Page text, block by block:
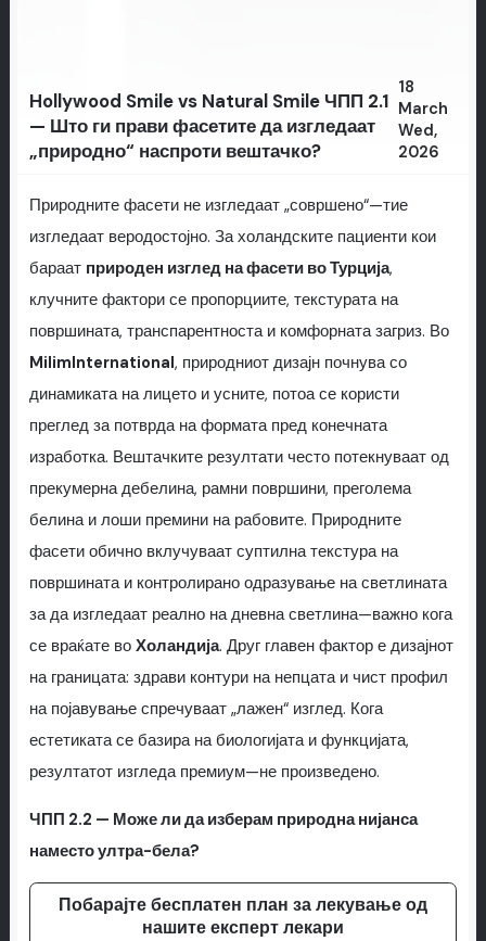
Hollywood Smile vs Natural Smile ЧПП 2.1
— Што ги прави фасетите да изгледаат
„природно“ наспроти вештачко?
18
March
Wed,
2026
Природните фасети не изгледаат „совршено“—тие
изгледаат веродостојно. За холандските пациенти кои
бараат природен изглед на фасети во Турција,
клучните фактори се пропорциите, текстурата на
површината, транспарентноста и комфорната загриз. Во
MilimInternational, природниот дизајн почнува со
динамиката на лицето и усните, потоа се користи
преглед за потврда на формата пред конечната
изработка. Вештачките резултати често потекнуваат од
прекумерна дебелина, рамни површини, преголема
белина и лоши премини на рабовите. Природните
фасети обично вклучуваат суптилна текстура на
површината и контролирано одразување на светлината
за да изгледаат реално на дневна светлина—важно кога
се враќате во Холандија. Друг главен фактор е дизајнот
на границата: здрави контури на непцата и чист профил
на појавување спречуваат „лажен“ изглед. Кога
естетиката се базира на биологијата и функцијата,
резултатот изгледа премиум—не произведено.
ЧПП 2.2 — Може ли да изберам природна нијанса
наместо ултра-бела?
Побарајте бесплатен план за лекување од
нашите експерт лекари